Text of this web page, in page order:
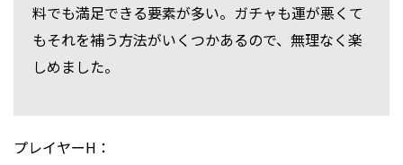
料でも満足できる要素が多い。ガチャも運が悪くて
もそれを補う方法がいくつかあるので、無理なく楽
しめました。
プレイヤーH：